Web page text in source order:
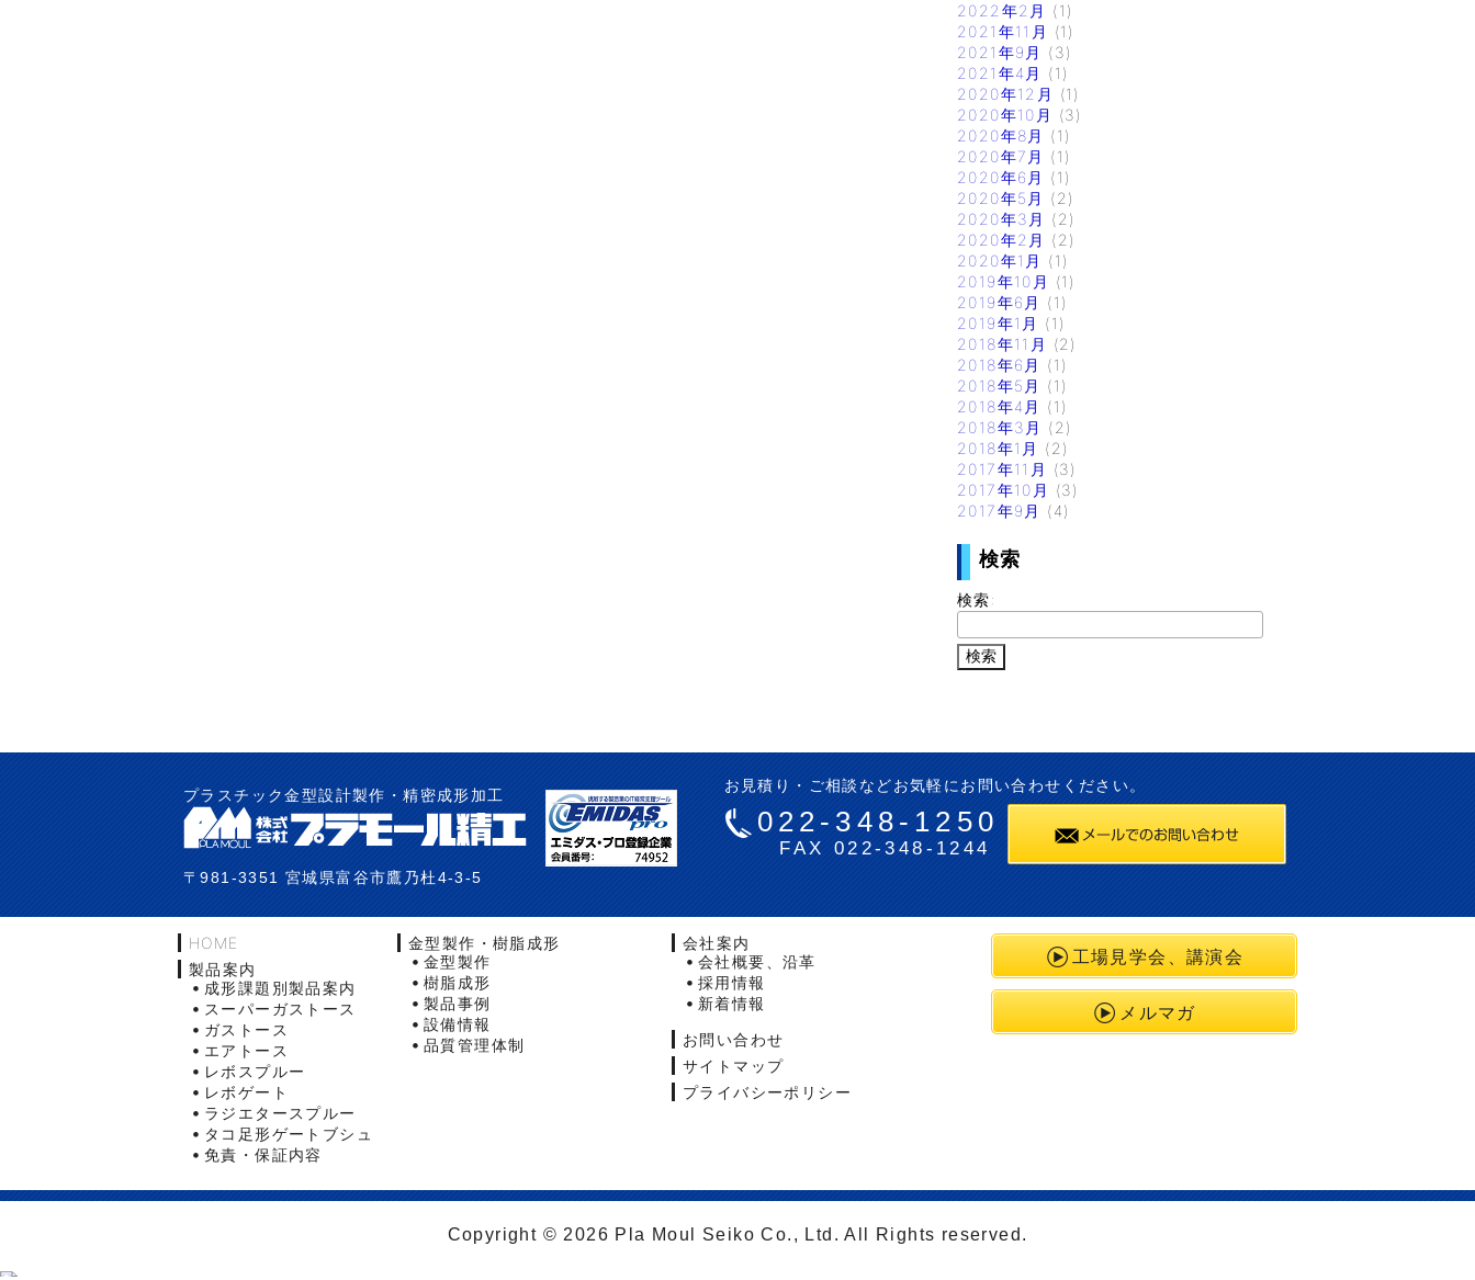
2022年2月
(1)
2021年11月
(1)
2021年9月
(3)
2021年4月
(1)
2020年12月
(1)
2020年10月
(3)
2020年8月
(1)
2020年7月
(1)
2020年6月
(1)
2020年5月
(2)
2020年3月
(2)
2020年2月
(2)
2020年1月
(1)
2019年10月
(1)
2019年6月
(1)
2019年1月
(1)
2018年11月
(2)
2018年6月
(1)
2018年5月
(1)
2018年4月
(1)
2018年3月
(2)
2018年1月
(2)
2017年11月
(3)
2017年10月
(3)
2017年9月
(4)
検索
検索:
プラスチック金型設計製作・精密成形加工
〒981-3351 宮城県富谷市鷹乃杜4-3-5
お見積り・ご相談などお気軽にお問い合わせください。
022-348-1250
FAX 022-348-1244
HOME
製品案内
成形課題別製品案内
スーパーガストース
ガストース
エアトース
レボスプルー
レボゲート
ラジエタースプルー
タコ足形ゲートブシュ
免責・保証内容
金型製作・樹脂成形
金型製作
樹脂成形
製品事例
設備情報
品質管理体制
会社案内
会社概要、沿革
採用情報
新着情報
お問い合わせ
サイトマップ
プライバシーポリシー
工場見学会、講演会
メルマガ
Copyright © 2026 Pla Moul Seiko Co., Ltd. All Rights reserved.